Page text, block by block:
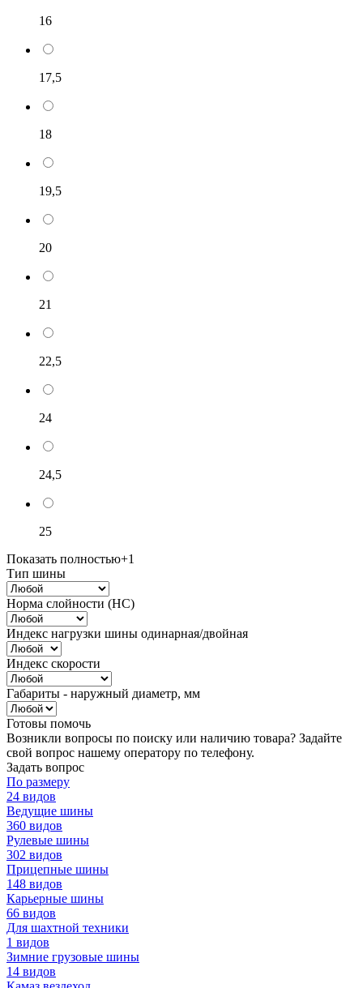
16
17,5
18
19,5
20
21
22,5
24
24,5
25
Показать полностью+1
Тип шины
Норма слойности (НС)
Индекс нагрузки шины одинарная/двойная
Индекс скорости
Габариты - наружный диаметр, мм
Готовы помочь
Возникли вопросы по поиску или наличию товара? Задайте
свой вопрос нашему оператору по телефону.
Задать вопрос
По размеру
24 видов
Ведущие шины
360 видов
Рулевые шины
302 видов
Прицепные шины
148 видов
Карьерные шины
66 видов
Для шахтной техники
1 видов
Зимние грузовые шины
14 видов